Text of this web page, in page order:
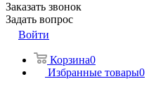
Заказать звонок
Задать вопрос
Войти
Корзина0
Избранные товары0